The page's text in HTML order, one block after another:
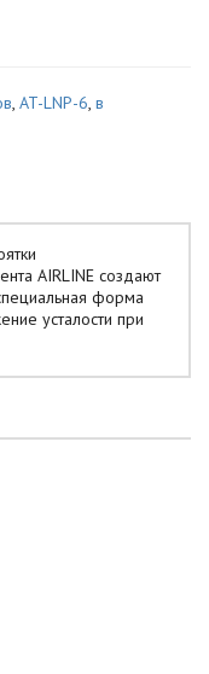
, AT-LNP-6, в
AIRLINE создают
форма
усталости при